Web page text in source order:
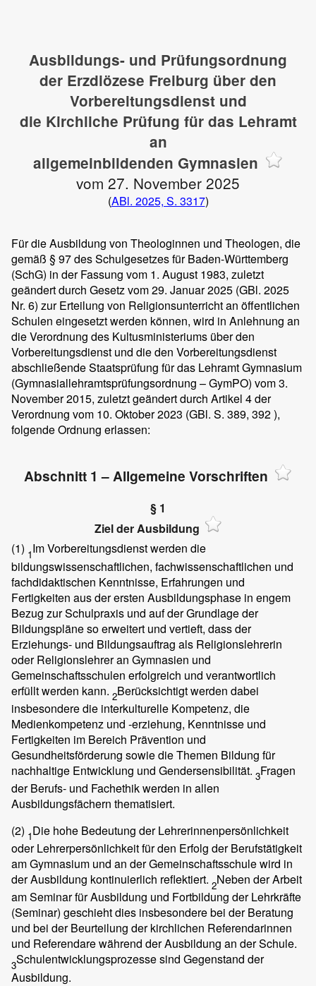
Ausbildungs- und Prüfungsordnung
der Erzdiözese Freiburg über den
Vorbereitungsdienst und
die Kirchliche Prüfung für das Lehramt
an
allgemeinbildenden Gymnasien
vom 27. November 2025
(ABl. 2025, S. 3317)
Für die Ausbildung von Theologinnen und Theologen, die
gemäß § 97 des Schulgesetzes für Baden-Württemberg
(SchG) in der Fassung vom 1. August 1983, zuletzt
geändert durch Gesetz vom 29. Januar 2025 (GBl. 2025
Nr. 6) zur Erteilung von Religionsunterricht an öffentlichen
Schulen eingesetzt werden können, wird in Anlehnung an
die Verordnung des Kultusministeriums über den
Vorbereitungsdienst und die den Vorbereitungsdienst
abschließende Staatsprüfung für das Lehramt Gymnasium
(Gymnasiallehramtsprüfungsordnung – GymPO) vom 3.
November 2015, zuletzt geändert durch Artikel 4 der
Verordnung vom 10. Oktober 2023 (GBl. S. 389, 392 ),
folgende Ordnung erlassen:
Abschnitt 1 – Allgemeine Vorschriften
§ 1
Ziel der Ausbildung
(1) 1Im Vorbereitungsdienst werden die
bildungswissenschaftlichen, fachwissenschaftlichen und
fachdidaktischen Kenntnisse, Erfahrungen und
Fertigkeiten aus der ersten Ausbildungsphase in engem
Bezug zur Schulpraxis und auf der Grundlage der
Bildungspläne so erweitert und vertieft, dass der
Erziehungs- und Bildungsauftrag als Religionslehrerin
oder Religionslehrer an Gymnasien und
Gemeinschaftsschulen erfolgreich und verantwortlich
erfüllt werden kann. 2Berücksichtigt werden dabei
insbesondere die interkulturelle Kompetenz, die
Medienkompetenz und -erziehung, Kenntnisse und
Fertigkeiten im Bereich Prävention und
Gesundheitsförderung sowie die Themen Bildung für
nachhaltige Entwicklung und Gendersensibilität. 3Fragen
der Berufs- und Fachethik werden in allen
Ausbildungsfächern thematisiert.
(2) 1Die hohe Bedeutung der Lehrerinnenpersönlichkeit
oder Lehrerpersönlichkeit für den Erfolg der Berufstätigkeit
am Gymnasium und an der Gemeinschaftsschule wird in
der Ausbildung kontinuierlich reflektiert. 2Neben der Arbeit
am Seminar für Ausbildung und Fortbildung der Lehrkräfte
(Seminar) geschieht dies insbesondere bei der Beratung
und bei der Beurteilung der kirchlichen Referendarinnen
und Referendare während der Ausbildung an der Schule.
3Schulentwicklungsprozesse sind Gegenstand der
Ausbildung.